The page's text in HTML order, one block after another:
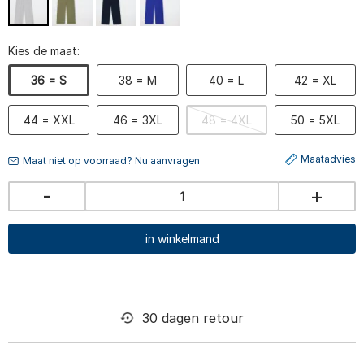
Kies de maat:
36 = S 38 = M 40 = L 42 = XL
44 = XXL 46 = 3XL 48 = 4XL 50 = 5XL
Maat niet op voorraad? Nu aanvragen Maatadvies
- +
in winkelmand
30 dagen retour